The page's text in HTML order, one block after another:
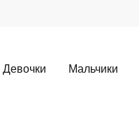
Девочки Мальчики